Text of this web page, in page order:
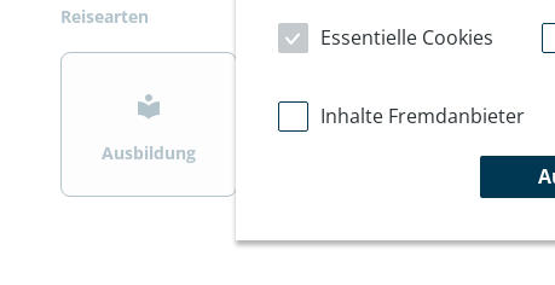
Reisearten
>
Ausbildung
Essentielle Cookies
Inhalte Fremdanbieter